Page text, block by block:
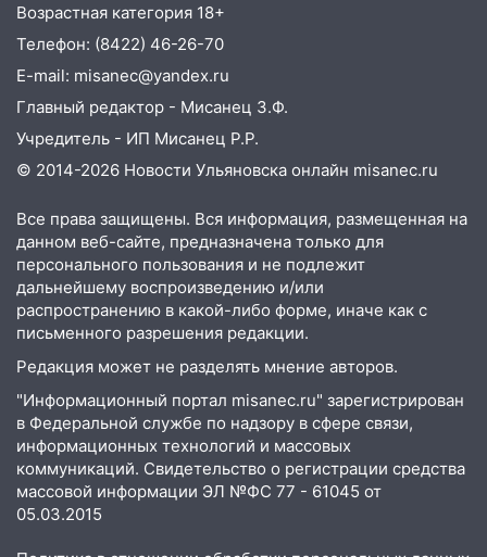
Возрастная категория 18+
Телефон: (8422) 46-26-70
E-mail: misanec@yandex.ru
Главный редактор - Мисанец З.Ф.
Учредитель - ИП Мисанец Р.Р.
© 2014-2026 Новости Ульяновска онлайн misanec.ru
Все права защищены. Вся информация, размещенная на
данном веб-сайте, предназначена только для
персонального пользования и не подлежит
дальнейшему воспроизведению и/или
распространению в какой-либо форме, иначе как с
письменного разрешения редакции.
Редакция может не разделять мнение авторов.
"Информационный портал misanec.ru" зарегистрирован
в Федеральной службе по надзору в сфере связи,
информационных технологий и массовых
коммуникаций. Свидетельство о регистрации средства
массовой информации ЭЛ №ФС 77 - 61045 от
05.03.2015